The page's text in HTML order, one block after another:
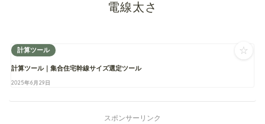
電線太さ
計算ツール
計算ツール｜集合住宅幹線サイズ選定ツール
2025年6月29日
☆
スポンサーリンク